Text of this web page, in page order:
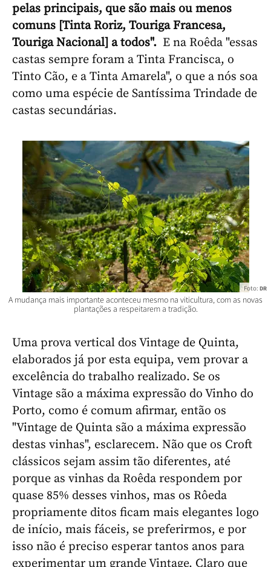
pelas principais, que são mais ou menos
comuns [Tinta Roriz, Touriga Francesa,
Touriga Nacional] a todos". E na Roêda "essas
castas sempre foram a Tinta Francisca, o
Tinto Cão, e a Tinta Amarela", o que a nós soa
como uma espécie de Santíssima Trindade de
castas secundárias.
A mudança mais importante aconteceu mesmo na viticultura, com as novas
plantações a respeitarem a tradição.
Foto: DR
Uma prova vertical dos Vintage de Quinta,
elaborados já por esta equipa, vem provar a
excelência do trabalho realizado. Se os
Vintage são a máxima expressão do Vinho do
Porto, como é comum afirmar, então os
"Vintage de Quinta são a máxima expressão
destas vinhas", esclarecem. Não que os Croft
clássicos sejam assim tão diferentes, até
porque as vinhas da Roêda respondem por
quase 85% desses vinhos, mas os Rôeda
propriamente ditos ficam mais elegantes logo
de início, mais fáceis, se preferirmos, e por
isso não é preciso esperar tantos anos para
experimentar um grande Vintage. Claro que